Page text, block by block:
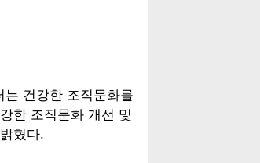
건강한 조직문화를
한 조직문화 개선 및
혔다.